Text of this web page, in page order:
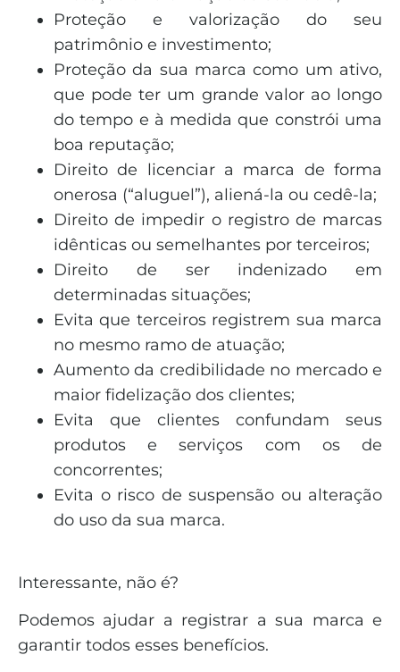
Proteção e valorização do seu
patrimônio e investimento;
Proteção da sua marca como um ativo,
que pode ter um grande valor ao longo
do tempo e à medida que constrói uma
boa reputação;
Direito de licenciar a marca de forma
onerosa (“aluguel”), aliená-la ou cedê-la;
Direito de impedir o registro de marcas
idênticas ou semelhantes por terceiros;
Direito de ser indenizado em
determinadas situações;
Evita que terceiros registrem sua marca
no mesmo ramo de atuação;
Aumento da credibilidade no mercado e
maior fidelização dos clientes;
Evita que clientes confundam seus
produtos e serviços com os de
concorrentes;
Evita o risco de suspensão ou alteração
do uso da sua marca.
Interessante, não é?
Podemos ajudar a registrar a sua marca e
garantir todos esses benefícios.